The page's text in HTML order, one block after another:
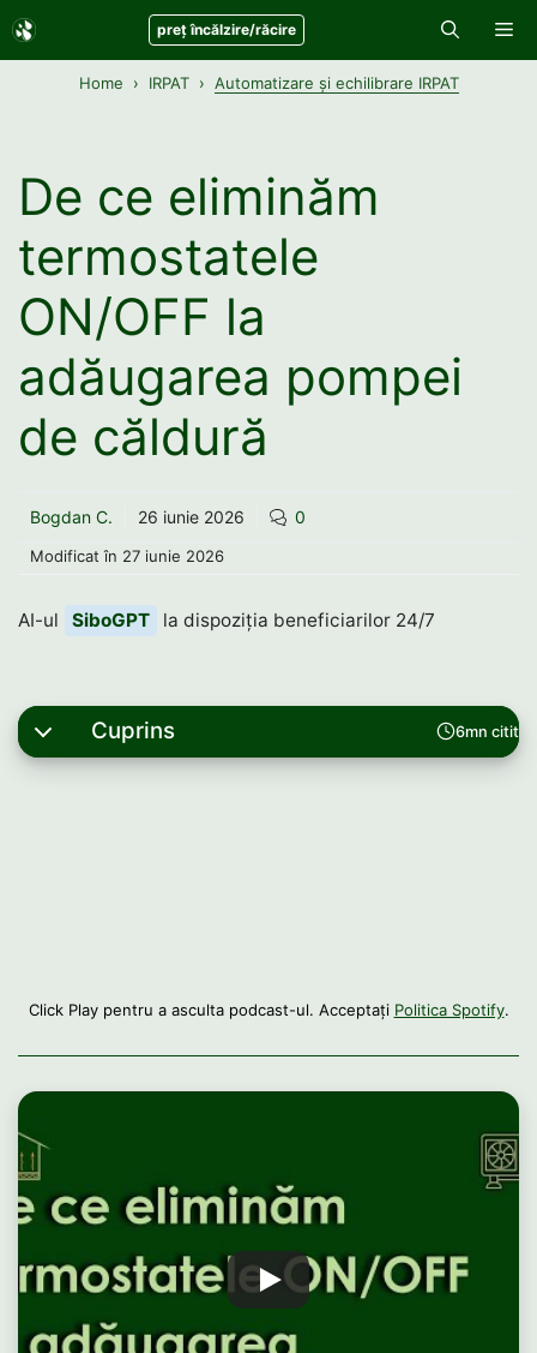
Sari
la
preț încălzire/răcire
Home IRPAT Automatizare și echilibrare IRPAT
De ce eliminăm
termostatele
ON/OFF la
adăugarea pompei
de căldură
Bogdan C. 26 iunie 2026 0
Modificat în 27 iunie 2026
AI-ul SiboGPT la dispoziția beneficiarilor 24/7
6mn citit
Cuprins
Click Play pentru a asculta podcast-ul. Acceptați Politica Spotify.